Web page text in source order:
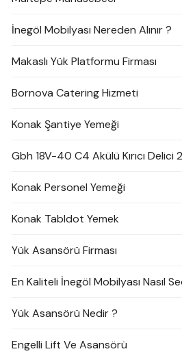
İnegöl Mobilyası Nereden Alınır ?
Makaslı Yük Platformu Firması
Bornova Catering Hizmeti
Konak Şantiye Yemeği
Gbh 18V-40 C4 Akülü Kırıcı Delici
Konak Personel Yemeği
Konak Tabldot Yemek
Yük Asansörü Firması
En Kaliteli İnegöl Mobilyası Nasıl
Yük Asansörü Nedir ?
Engelli Lift Ve Asansörü